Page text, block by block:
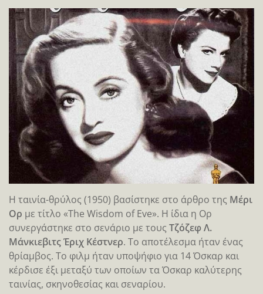
Η ταινία-θρύλος (1950) βασίστηκε στο άρθρο της Μέρι
Ορ με τίτλο «The Wisdom of Eve». Η ίδια η Ορ
συνεργάστηκε στο σενάριο με τους Τζόζεφ Λ.
Μάνκιεβιτς Έριχ Κέστνερ. Το αποτέλεσμα ήταν ένας
θρίαμβος. Το φιλμ ήταν υποψήφιο για 14 Όσκαρ και
κέρδισε έξι μεταξύ των οποίων τα Όσκαρ καλύτερης
ταινίας, σκηνοθεσίας και σεναρίου.